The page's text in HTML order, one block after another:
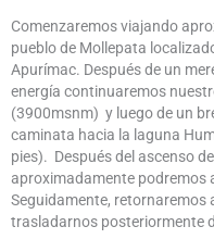
Comenzaremos viajando
pueblo de Mollepata
Apurímac. Después de un
energía continuaremos
(3900msnm) y luego de un
caminata hacia la laguna
pies). Después del ascenso
aproximadamente podremos
Seguidamente,
trasladarnos posteriormente